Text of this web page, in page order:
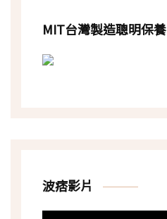
MIT台灣製造聰明保養
波痞影片